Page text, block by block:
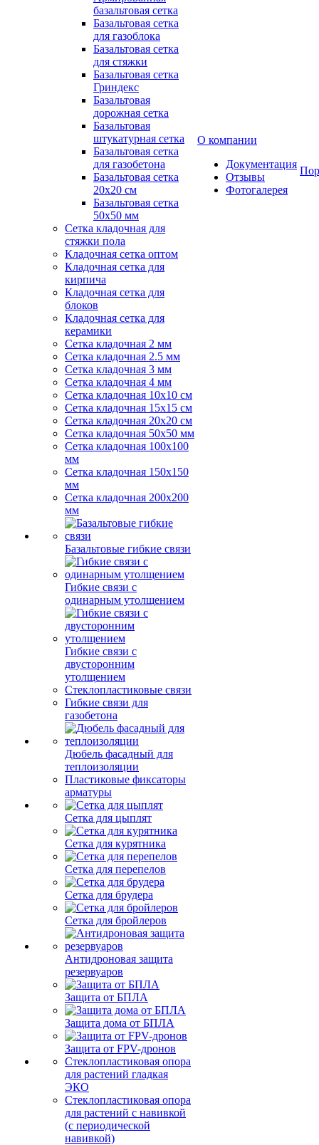
базальтовая сетка
Базальтовая сетка
для газоблока
Базальтовая сетка
для стяжки
Базальтовая сетка
Гриндекс
Базальтовая
дорожная сетка
Базальтовая
штукатурная сетка
Базальтовая сетка
для газобетона
Базальтовая сетка
20x20 см
Базальтовая сетка
50x50 мм
Сетка кладочная для
стяжки пола
Кладочная сетка оптом
Кладочная сетка для
кирпича
Кладочная сетка для
блоков
Кладочная сетка для
керамики
Сетка кладочная 2 мм
Сетка кладочная 2.5 мм
Сетка кладочная 3 мм
Сетка кладочная 4 мм
Сетка кладочная 10x10 см
Сетка кладочная 15x15 см
Сетка кладочная 20x20 см
Сетка кладочная 50x50 мм
Сетка кладочная 100x100
мм
Сетка кладочная 150x150
мм
Сетка кладочная 200x200
мм
Базальтовые гибкие связи
Гибкие связи с
одинарным утолщением
Гибкие связи с
двусторонним
утолщением
Стеклопластиковые связи
Гибкие связи для
газобетона
Дюбель фасадный для
теплоизоляции
Пластиковые фиксаторы
арматуры
Сетка для цыплят
Сетка для курятника
Сетка для перепелов
Сетка для брудера
Сетка для бройлеров
Антидроновая защита
резервуаров
Защита от БПЛА
Защита дома от БПЛА
Защита от FPV-дронов
Стеклопластиковая опора
для растений гладкая
ЭКО
Стеклопластиковая опора
для растений с навивкой
(с периодической
навивкой)
О компании
Документация
Отзывы
Фотогалерея